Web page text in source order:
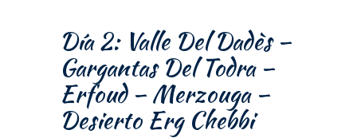
Día 2: Valle Del Dadès –
Gargantas Del Todra –
Erfoud – Merzouga –
Desierto Erg Chebbi